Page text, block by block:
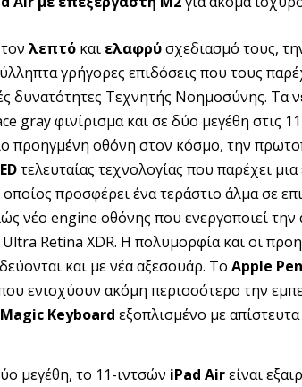
λεπτό και ελαφρύσχεδιασμό τους,
γρήγορες επιδόσεις που τους
δυνατότητες Τεχνητής Νοημοσύνης. Τα
gray φινίρισμα και σε δύο μεγέθη στις
προηγμένη οθόνη στον κόσμο, την
τελευταίας τεχνολογίας που παρέχει
προσφέρει ένα τεράστιο άλμα σε
νέο engine οθόνης που ενεργοποιεί
Retina XDR. Η πολυμορφία και οι
και με νέα αξεσουάρ. Το Apple
ενισχύουν ακόμη περισσότερο την
Magic Keyboard εξοπλισμένο με
μεγέθη, το 11-ιντσών iPad Airείναι